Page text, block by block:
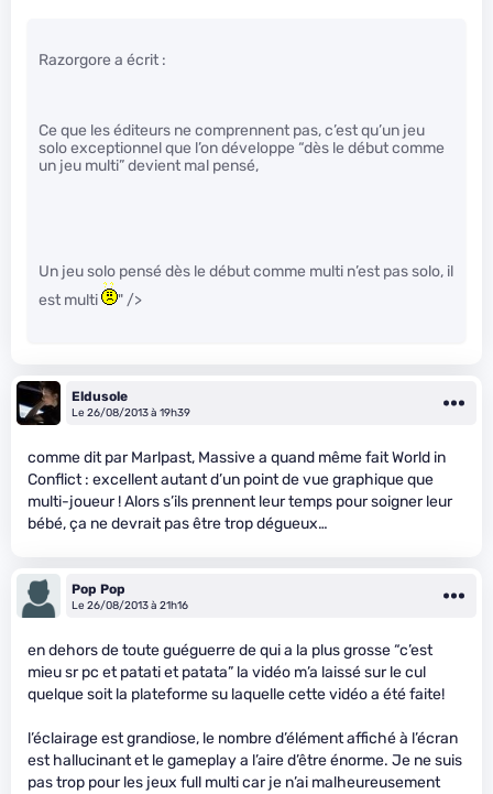
Razorgore a écrit :
Ce que les éditeurs ne comprennent pas, c’est qu’un jeu
solo exceptionnel que l’on développe “dès le début comme
un jeu multi” devient mal pensé,
Un jeu solo pensé dès le début comme multi n’est pas solo, il
est multi
" />
Eldusole
Le 26/08/2013 à 19h39
comme dit par Marlpast, Massive a quand même fait World in
Conflict : excellent autant d’un point de vue graphique que
multi-joueur ! Alors s’ils prennent leur temps pour soigner leur
bébé, ça ne devrait pas être trop dégueux…
Pop Pop
Le 26/08/2013 à 21h16
en dehors de toute guéguerre de qui a la plus grosse “c’est
mieu sr pc et patati et patata” la vidéo m’a laissé sur le cul
quelque soit la plateforme su laquelle cette vidéo a été faite!
l’éclairage est grandiose, le nombre d’élément affiché à l’écran
est hallucinant et le gameplay a l’aire d’être énorme. Je ne suis
pas trop pour les jeux full multi car je n’ai malheureusement